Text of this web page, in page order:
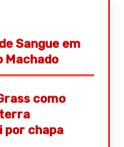
Sangue em
Machado
como
por chapa